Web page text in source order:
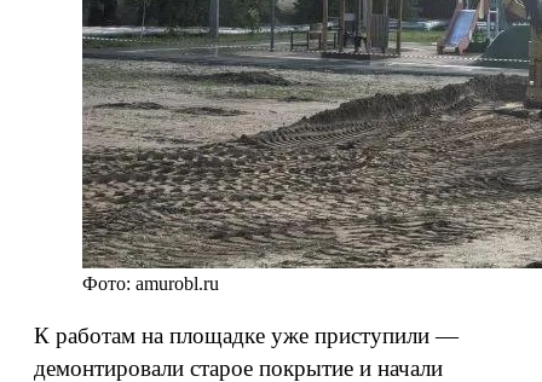
Фото: amurobl.ru
К работам на площадке уже приступили —
демонтировали старое покрытие и начали